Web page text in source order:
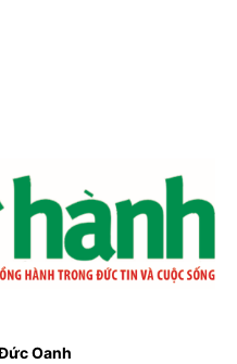
Oanh